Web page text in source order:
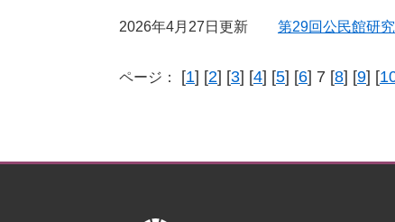
2026年4月27日更新 第29回公民館研
ページ： [1] [2] [3] [4] [5] [6] 7 [8] [9] [